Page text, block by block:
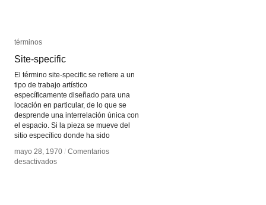
términos
Site-specific
El término site-specific se refiere a un
tipo de trabajo artístico
específicamente diseñado para una
locación en particular, de lo que se
desprende una interrelación única con
el espacio. Si la pieza se mueve del
sitio específico donde ha sido
mayo 28, 1970 / Comentarios
desactivadosen
términos
Site-specific
mayo 28, 1970 / Comentarios
desactivadosen